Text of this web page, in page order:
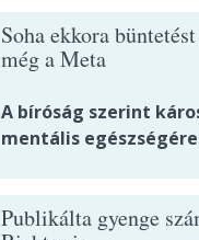
Soha ekkora
még a Meta
A bíróság szerint
mentális
Publikálta gyenge